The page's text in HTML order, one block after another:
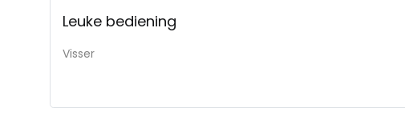
Leuke bediening
Visser